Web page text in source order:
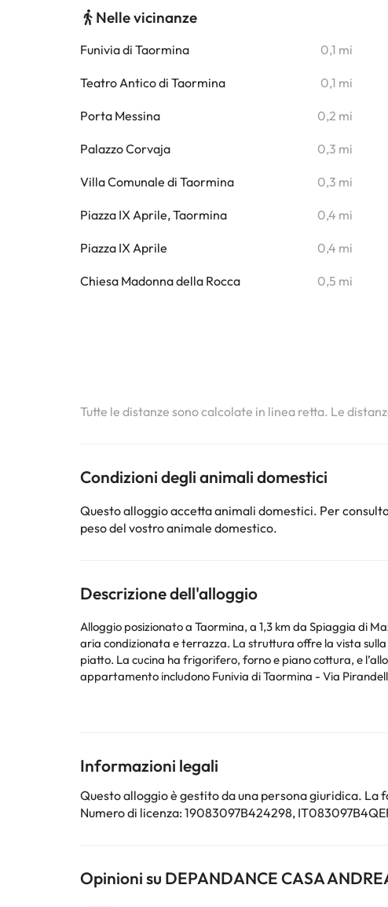
Nelle vicinanze
Funivia di Taormina 0,1 mi
Teatro Antico di Taormina 0,1 mi
Porta Messina 0,2 mi
Palazzo Corvaja 0,3 mi
Villa Comunale di Taormina 0,3 mi
Piazza IX Aprile, Taormina 0,4 mi
Piazza IX Aprile 0,4 mi
Chiesa Madonna della Rocca 0,5 mi
Tutte le distanze sono calcolate in linea retta. Le
Condizioni degli animali domestici
Questo alloggio accetta animali domestici. Per
peso del vostro animale domestico.
Descrizione dell'alloggio
Alloggio posizionato a Taormina, a 1,3 km da Spiaggia di
aria condizionata e terrazza. La struttura offre la vista sulla città e sul mare, e si
piatto. La cucina ha frigorifero, forno e piano cottura, e l’alloggio dispone di bidet, set
appartamento includono Funivia di Taormina - Via
La struttura non è disponibile per feste di addio al
sono soggette a modifiche da parte della struttura. Se hai
Informazioni legali
Questo alloggio è gestito da una persona giuridica.
Numero di licenza: 19083097B424298,
Opinioni su DEPANDANCE CASA